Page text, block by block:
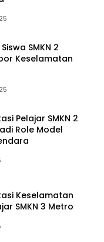
SMKN 2
Keselamatan
Pelajar SMKN 2
Role Model
Keselamatan
SMKN 3 Metro